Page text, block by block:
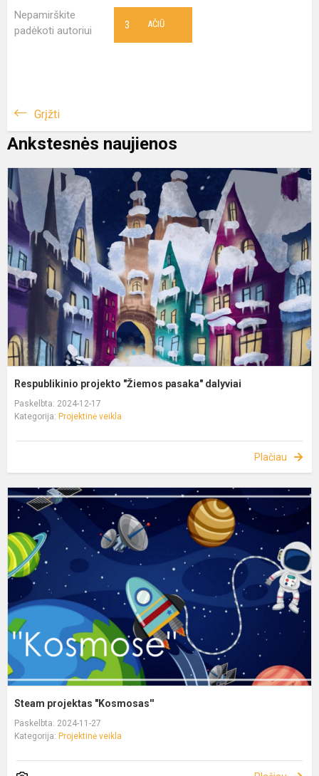
Nepamirškite
padėkoti autoriui
AČIŪ
3
Grįžti
Ankstesnės naujienos
Respublikinio projekto "Žiemos pasaka" dalyviai
Paskelbta: 2024-12-17
Kategorija: Projektinė veikla
Plačiau
Steam projektas "Kosmosas''
Paskelbta: 2024-11-27
Kategorija: Projektinė veikla